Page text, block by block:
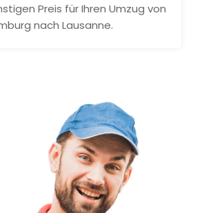
Preis für Ihren Umzug von
nach Lausanne.